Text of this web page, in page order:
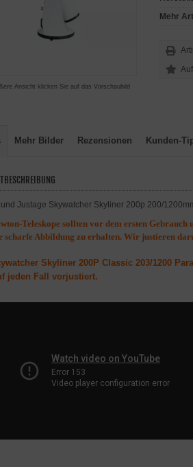
Ansicht klicken Sie auf das Vorschaubild
Mehr
Mehr Bilder Rezensionen Kunden-
Teleskope sollten vor dem ersten
scharfe Abbildung zu erhalten. Wir justieren
Skyliner 200P Classic 203/1200
jeden Fall vorjustiert.